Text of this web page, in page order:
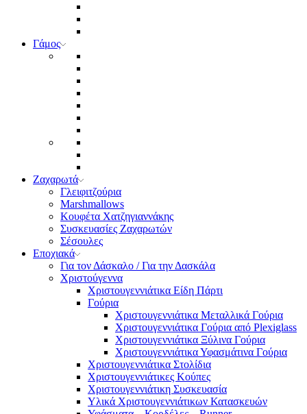
Γάμος
Ζαχαρωτά
Γλειφιτζούρια
Marshmallows
Κουφέτα Χατζηγιαννάκης
Συσκευασίες Ζαχαρωτών
Σέσουλες
Εποχιακά
Για τον Δάσκαλο / Για την Δασκάλα
Χριστούγεννα
Χριστουγεννιάτικα Είδη Πάρτι
Γούρια
Χριστουγεννιάτικα Μεταλλικά Γούρια
Χριστουγεννιάτικα Γούρια από Plexiglass
Χριστουγεννιάτικα Ξύλινα Γούρια
Χριστουγεννιάτικα Υφασμάτινα Γούρια
Χριστουγεννιάτικα Στολίδια
Χριστουγεννιάτικες Κούπες
Χριστουγεννιάτικη Συσκευασία
Υλικά Χριστουγεννιάτικων Κατασκευών